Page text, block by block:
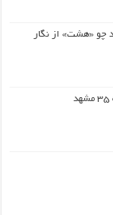
چو «هشت» از نگار